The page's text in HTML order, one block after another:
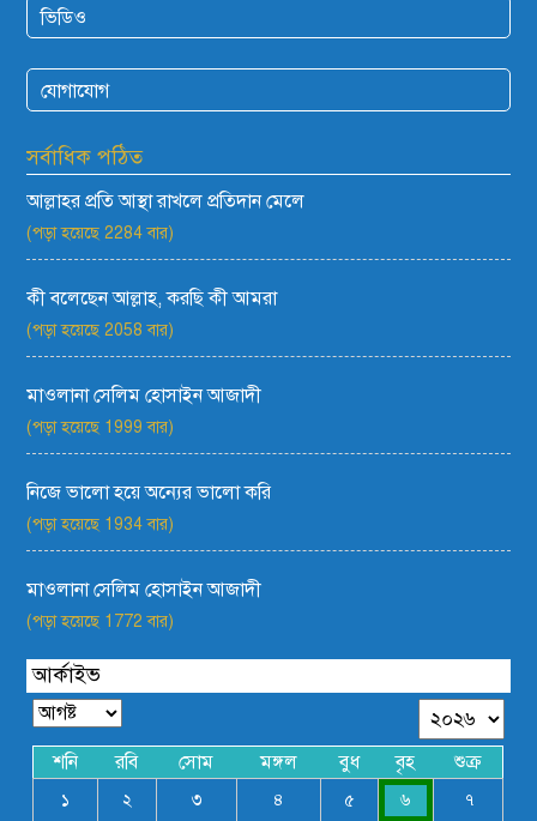
ভিডিও
যোগাযোগ
সর্বাধিক পঠিত
আল্লাহর প্রতি আস্থা রাখলে প্রতিদান মেলে
(পড়া হয়েছে 2284 বার)
কী বলেছেন আল্লাহ, করছি কী আমরা
(পড়া হয়েছে 2058 বার)
মাওলানা সেলিম হোসাইন আজাদী
(পড়া হয়েছে 1999 বার)
নিজে ভালো হয়ে অন্যের ভালো করি
(পড়া হয়েছে 1934 বার)
মাওলানা সেলিম হোসাইন আজাদী
(পড়া হয়েছে 1772 বার)
আর্কাইভ
শনি রবি সোম মঙ্গল বুধ বৃহ শুক্র
১ ২ ৩ ৪ ৫ ৬ ৭